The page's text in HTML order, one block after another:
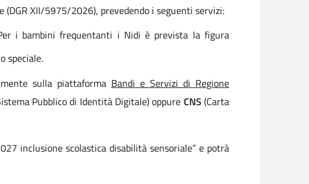
XII/5975/2026), prevedendo i seguenti servizi:
i bambini frequentanti i Nidi è prevista la figura
speciale.
sulla piattaforma Bandi e Servizi di Regione
Pubblico di Identità Digitale) oppure CNS (Carta
inclusione scolastica disabilità sensoriale” e potrà